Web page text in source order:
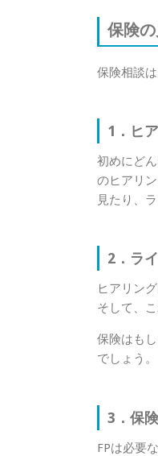
保険
保険相談
1．ヒ
初めにど
のヒアリ
見たり、
2．ラ
ヒアリン
そして、
保険はも
でしょう。
3．保
FPは必要